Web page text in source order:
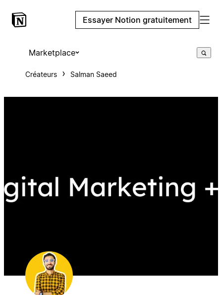
Essayer Notion gratuitement
Marketplace
Créateurs Salman Saeed